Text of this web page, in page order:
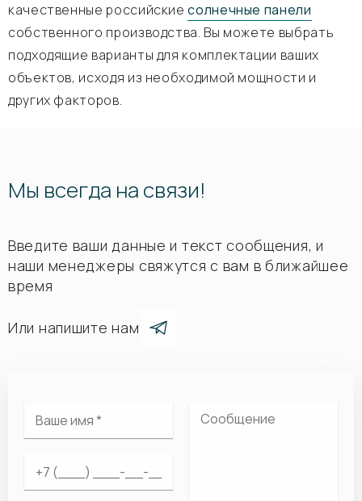
качественные российскиесолнечные панели
собственного производства. Вы можете выбрать
подходящие варианты для комплектации ваших
объектов, исходя из необходимой мощности и
других факторов.
Мы всегда на связи!
Введите ваши данные и текст сообщения, и
наши менеджеры свяжутся с вам в ближайшее
время
Или напишите нам